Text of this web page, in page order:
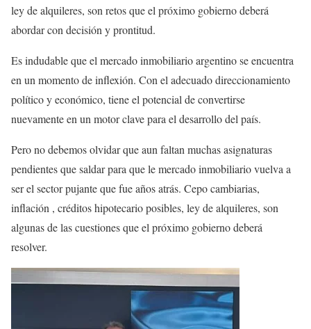
ley de alquileres, son retos que el próximo gobierno deberá
abordar con decisión y prontitud.
Es indudable que el mercado inmobiliario argentino se encuentra
en un momento de inflexión. Con el adecuado direccionamiento
político y económico, tiene el potencial de convertirse
nuevamente en un motor clave para el desarrollo del país.
Pero no debemos olvidar que aun faltan muchas asignaturas
pendientes que saldar para que le mercado inmobiliario vuelva a
ser el sector pujante que fue años atrás. Cepo cambiarias,
inflación , créditos hipotecario posibles, ley de alquileres, son
algunas de las cuestiones que el próximo gobierno deberá
resolver.